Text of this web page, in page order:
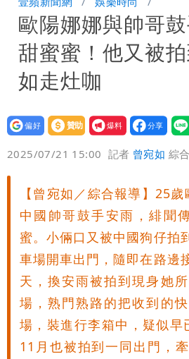
很多謹慎判斷當時未
陳時中給沈伯洋「3個
長變猙獰，否則就跟
歐陽娜娜與帥哥
甜蜜蜜！他又被
如走灶咖
設為
贊助
我要
爆料
2025/07/21 15:00 記者 曾宛如 綜
【曾宛如／綜合報導】25
中國帥哥鼓手安雨，緋聞
蜜。小倆口又被中國狗仔拍
車場開車出門，隨即在路邊
天，換安雨被拍到現身她
場，熟門熟路的把收到的
場，裝進行李箱中，疑似早
11月也被拍到一同出門，